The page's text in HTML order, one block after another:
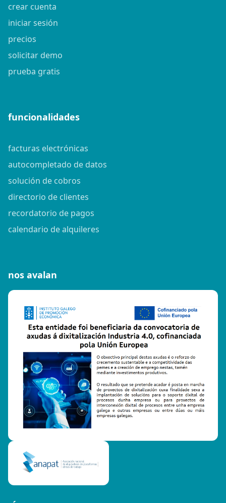
crear cuenta
iniciar sesión
precios
solicitar demo
prueba gratis
funcionalidades
facturas electrónicas
autocompletado de datos
solución de cobros
directorio de clientes
recordatorio de pagos
calendario de alquileres
nos avalan